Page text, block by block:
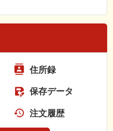
住所録
保存データ
注文履歴